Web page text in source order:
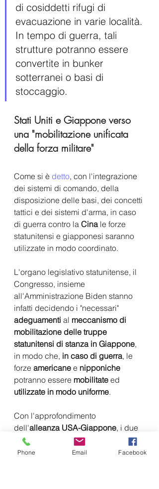
di cosiddetti rifugi di
evacuazione in varie località.
In tempo di guerra, tali
strutture potranno essere
convertite in bunker
sotterranei o basi di
stoccaggio.
Stati Uniti e Giappone verso
una "mobilitazione unificata
della forza militare"
Come si è detto, con l'integrazione
dei sistemi di comando, della
disposizione delle basi, dei concetti
tattici e dei sistemi d'arma, in caso
di guerra contro la Cina le forze
statunitensi e giapponesi saranno
utilizzate in modo coordinato.
L'organo legislativo statunitense, il
Congresso, insieme
all'Amministrazione Biden stanno
infatti decidendo i "necessari"
adeguamenti al meccanismo di
mobilitazione delle truppe
statunitensi di stanza in Giappone,
in modo che, in caso di guerra, le
forze americane e nipponiche
potranno essere mobilitate ed
utilizzate in modo uniforme.
Con l'approfondimento
dell'alleanza USA-Giappone, i due
Paesi stanno infatti elevando
integrazione della difesa
come
Phone Email Facebook